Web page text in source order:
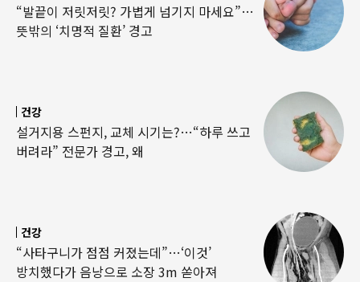
“발끝이 저릿저릿? 가볍게 넘기지 마세요”…
뜻밖의 ‘치명적 질환’ 경고
건강
설거지용 스펀지, 교체 시기는?…“하루 쓰고
버려라” 전문가 경고, 왜
건강
“사타구니가 점점 커졌는데”…‘이것’
방치했다가 음낭으로 소장 3m 쏟아져